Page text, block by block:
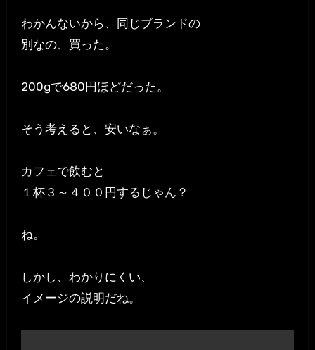
わかんないから、同じブランドの
別なの、買った。
200gで680円ほどだった。
そう考えると、安いなぁ。
カフェで飲むと
１杯３～４００円するじゃん？
ね。
しかし、わかりにくい、
イメージの説明だね。